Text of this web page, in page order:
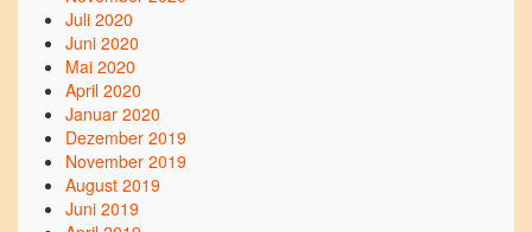
Juli 2020
Juni 2020
Mai 2020
April 2020
Januar 2020
Dezember 2019
November 2019
August 2019
Juni 2019